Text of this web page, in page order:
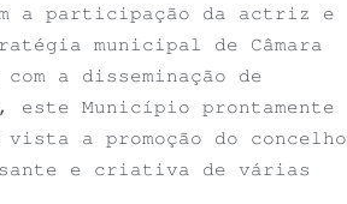
a participação da actriz e
municipal de Câmara
a disseminação de
Município prontamente
a promoção do concelho
e criativa de várias